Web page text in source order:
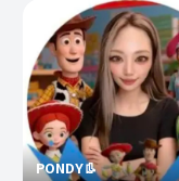
PONDY👢